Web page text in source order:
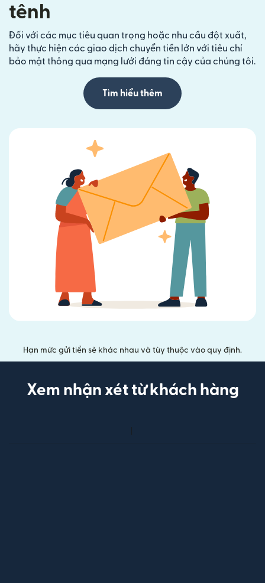
tênh
Đối với các mục tiêu quan trọng hoặc nhu cầu đột xuất,
hãy thực hiện các giao dịch chuyển tiền lớn với tiêu chí
bảo mật thông qua mạng lưới đáng tin cậy của chúng tôi.
Tìm hiểu thêm
Hạn mức gửi tiền sẽ khác nhau và tùy thuộc vào quy định.
Xem nhận xét từ khách hàng